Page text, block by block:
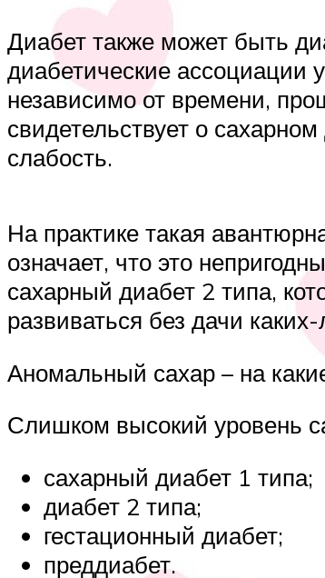
Диабет также может быть
диабетические ассоциации
независимо от времени,
свидетельствует о
слабость.
На практике такая
означает, что это
сахарный диабет 2 типа,
развиваться без дачи
Аномальный сахар – на
Слишком высокий уровень
сахарный диабет 1 типа;
диабет 2 типа;
гестационный диабет;
преддиабет.